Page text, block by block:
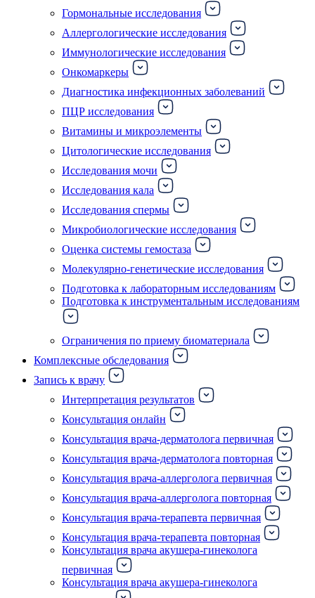
Гормональные исследования
Аллергологические исследования
Иммунологические исследования
Онкомаркеры
Диагностика инфекционных заболеваний
ПЦР исследования
Витамины и микроэлементы
Цитологические исследования
Исследования мочи
Исследования кала
Исследования спермы
Микробиологические исследования
Оценка системы гемостаза
Молекулярно-генетические исследования
Подготовка к лабораторным исследованиям
Подготовка к инструментальным исследованиям
Ограничения по приему биоматериала
Комплексные обследования
Запись к врачу
Интерпретация результатов
Консультация онлайн
Консультация врача-дерматолога первичная
Консультация врача-дерматолога повторная
Консультация врача-аллерголога первичная
Консультация врача-аллерголога повторная
Консультация врача-терапевта первичная
Консультация врача-терапевта повторная
Консультация врача акушера-гинеколога
первичная
Консультация врача акушера-гинеколога